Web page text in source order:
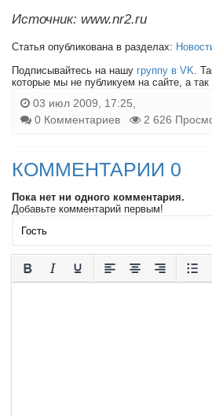
Источник: www.nr2.ru
Статья опубликована в разделах:
Подписывайтесь на нашу группу в VK.
которые мы не публикуем на сайте, а
03 июл 2009, 17:25,
0 Комментариев
2 626
КОММЕНТАРИИ 0
Пока нет ни одного комментария.
Добавьте комментарий первым!